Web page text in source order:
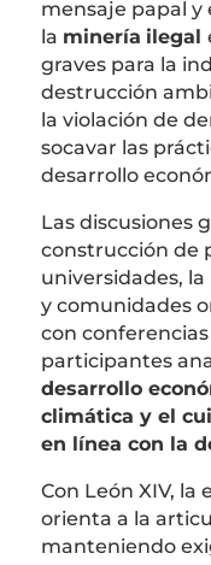
mensaje papal
la minería ilegal
graves para la
destrucción
la violación de
socavar las
desarrollo
Las discusiones
construcción de
universidades,
y comunidades
con
participantes
desarrollo
climática y el
en línea con la
Con León XIV, la
orienta a la
manteniendo